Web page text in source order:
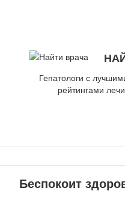
Гепатологи с
рейтингами
Беспокоит